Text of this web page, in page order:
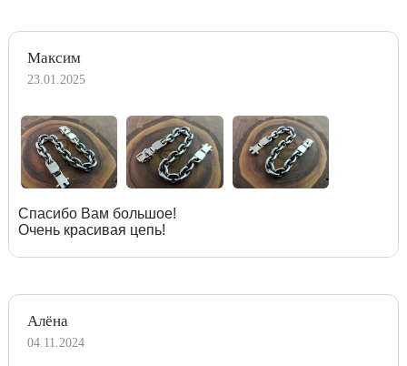
Максим
23.01.2025
Спасибо Вам большое!
Очень красивая цепь!
Алёна
04.11.2024